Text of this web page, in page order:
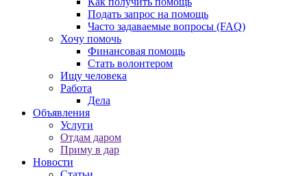
Подать запрос на помощь
Часто задаваемые вопросы (FAQ)
Хочу помочь
Финансовая помощь
Стать волонтером
Ищу человека
Работа
Дела
Объявления
Услуги
Отдам даром
Приму в дар
Новости